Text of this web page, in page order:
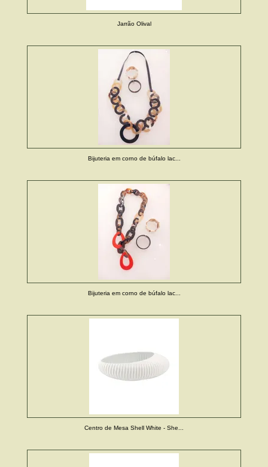
Jarrão Olival
Bijuteria em corno de búfalo lac...
Bijuteria em corno de búfalo lac...
Centro de Mesa Shell White - She...